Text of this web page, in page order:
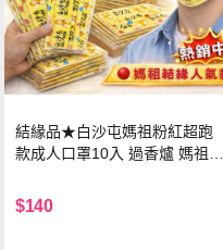
結緣品★白沙屯媽祖粉紅超跑
款成人口罩10入 過香爐 媽祖加
$140